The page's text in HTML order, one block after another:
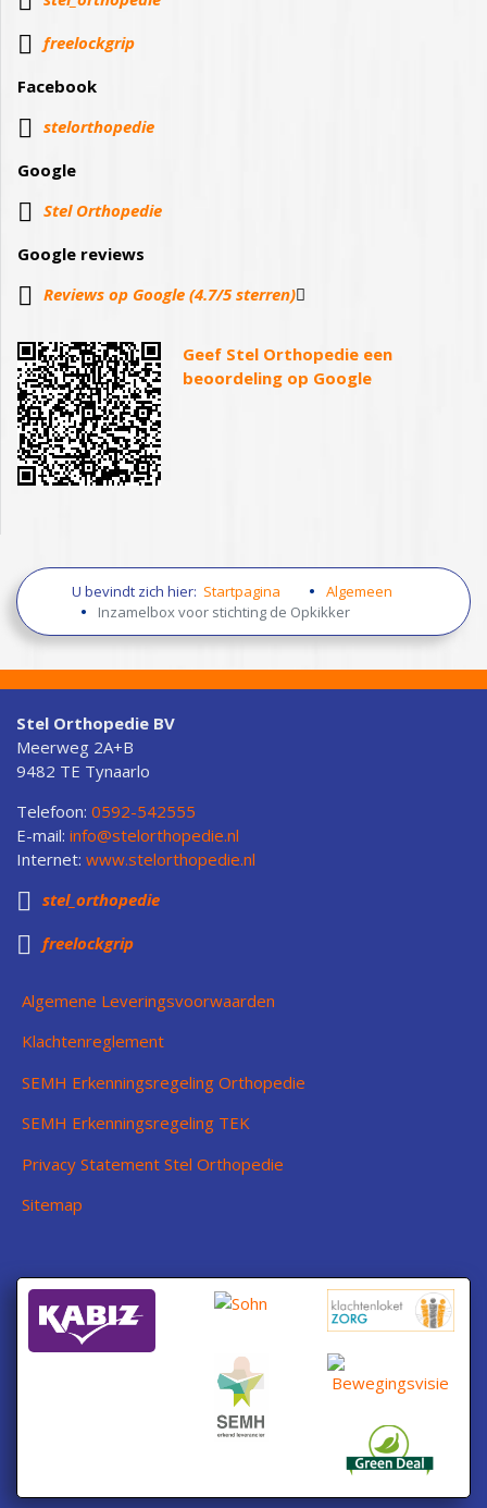

freelockgrip
Facebook
stelorthopedie
Google
Stel Orthopedie
Google reviews
Reviews op Google (4.7/5 sterren)
Geef Stel Orthopedie een
beoordeling op Google
U bevindt zich hier: Startpagina
Algemeen
Inzamelbox voor stichting de Opkikker
Stel Orthopedie BV
Meerweg 2A+B
9482 TE Tynaarlo
Telefoon: 0592-542555
E-mail: info@stelorthopedie.nl
Internet: www.stelorthopedie.nl
 stel_orthopedie
 freelockgrip
Algemene Leveringsvoorwaarden
Klachtenreglement
SEMH Erkenningsregeling Orthopedie
SEMH Erkenningsregeling TEK
Privacy Statement Stel Orthopedie
Sitemap